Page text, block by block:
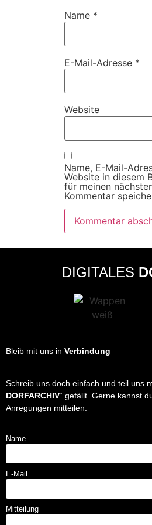
Name *
E-Mail-Adresse *
Website
Name, E-Mail-
Website in diesem
für meinen
Kommentar
DIGITALES
Bleib mit uns in Verbindung
Schreib uns doch einfach und teil uns
DORFARCHIV“ gefällt. Gerne kannst
Anregungen mitteilen.
Name
E-Mail
Mitteilung